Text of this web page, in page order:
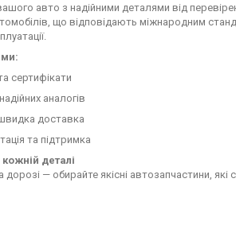
авто з надійними деталями від
що відповідають міжнародним
сертифікати
аналогів
доставка
та підтримка
деталі
дорозі — обирайте якісні автозапчастини,